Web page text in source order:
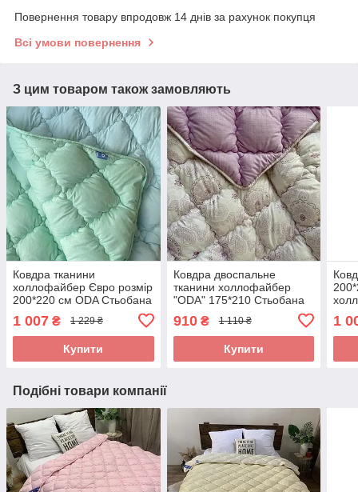
Повернення товару впродовж 14 днів за рахунок покупця
Всі умови повернення
З цим товаром також замовляють
Ковдра тканини
холлофайбер Євро розмір
200*220 см ODA Стьобана
1 007 ₴ 1 229 ₴
Купити
Ковдра двоспальне
тканини холлофайбер
"ODA" 175*210 Стьобана
910₴ 1 110 ₴
Купити
1
Подібні товари компанії